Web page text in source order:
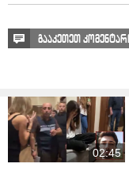
ეგ მაგათი
რუსი ბატონი
მე ვერ ვაძლევ
კანონი.
მე ვინმემ უნდა
რუსულია, მაშინ
გააკეთეთ
02:45